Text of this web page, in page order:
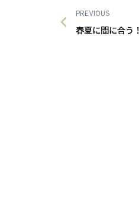
PREVIOUS
春夏に間に合う